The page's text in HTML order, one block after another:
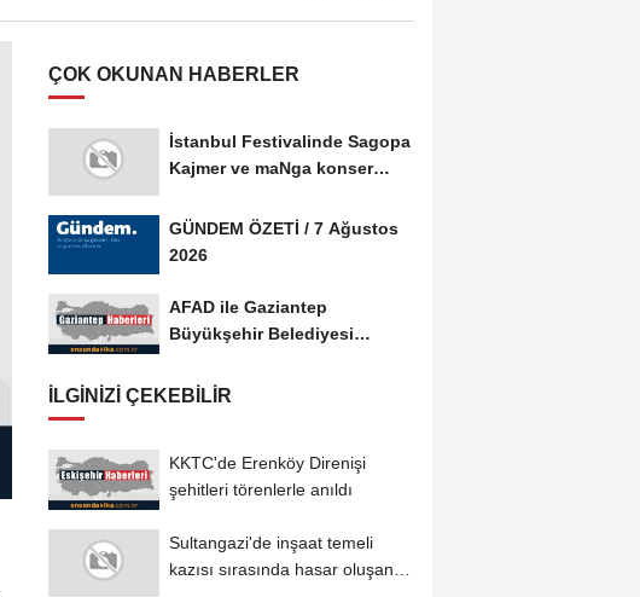
ÇOK OKUNAN HABERLER
İstanbul Festivalinde Sagopa
Kajmer ve maNga konser
GÜNDEM ÖZETİ / 7 Ağustos
2026
AFAD ile Gaziantep
Büyükşehir Belediyesi
İLGINIZI ÇEKEBILIR
KKTC'de Erenköy Direnişi
şehitleri törenlerle anıldı
Sultangazi'de inşaat temeli
kazısı sırasında hasar oluşan 3